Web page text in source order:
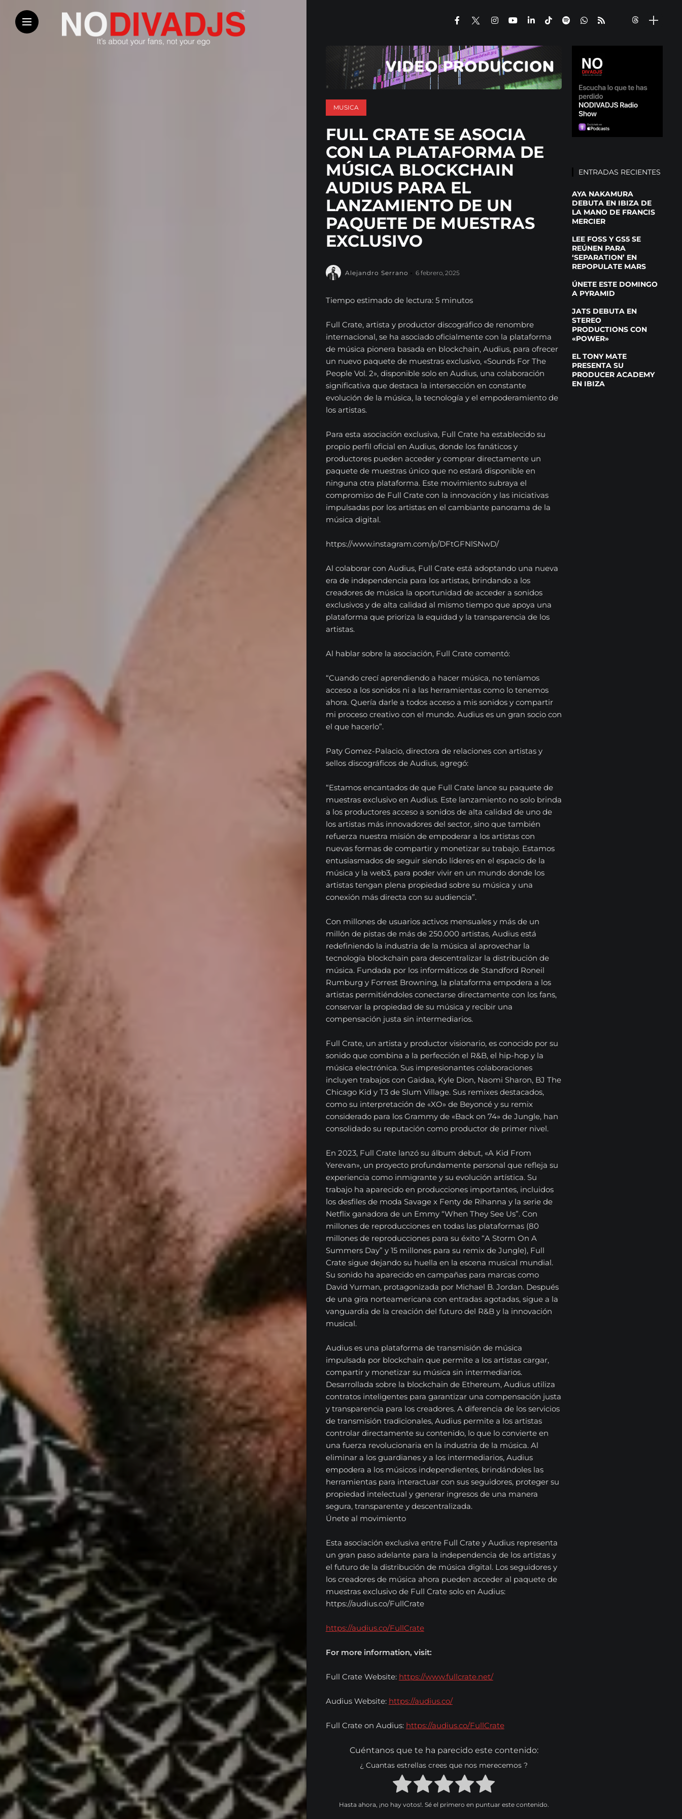
EL
RADIOSHOW
Noticias
Opinión
Entrevistas
Musica
Tecnologia
Series
Contacta
Español
English
Search
MUSICA
FULL CRATE SE ASOCIA
CON LA PLATAFORMA DE
MÚSICA BLOCKCHAIN
AUDIUS PARA EL
LANZAMIENTO DE UN
PAQUETE DE MUESTRAS
EXCLUSIVO
Alejandro Serrano 6 febrero, 2025
Tiempo estimado de lectura: 5 minutos
Full Crate, artista y productor discográfico de renombre
internacional, se ha asociado oficialmente con la plataforma
de música pionera basada en blockchain, Audius, para ofrecer
un nuevo paquete de muestras exclusivo, «Sounds For The
People Vol. 2», disponible solo en Audius, una colaboración
significativa que destaca la intersección en constante
evolución de la música, la tecnología y el empoderamiento de
los artistas.
Para esta asociación exclusiva, Full Crate ha establecido su
propio perfil oficial en Audius, donde los fanáticos y
productores pueden acceder y comprar directamente un
paquete de muestras único que no estará disponible en
ninguna otra plataforma. Este movimiento subraya el
compromiso de Full Crate con la innovación y las iniciativas
impulsadas por los artistas en el cambiante panorama de la
música digital.
https://www.instagram.com/p/DFtGFNlSNwD/
Al colaborar con Audius, Full Crate está adoptando una nueva
era de independencia para los artistas, brindando a los
creadores de música la oportunidad de acceder a sonidos
exclusivos y de alta calidad al mismo tiempo que apoya una
plataforma que prioriza la equidad y la transparencia de los
artistas.
Al hablar sobre la asociación, Full Crate comentó:
“Cuando crecí aprendiendo a hacer música, no teníamos
acceso a los sonidos ni a las herramientas como lo tenemos
ahora. Quería darle a todos acceso a mis sonidos y compartir
mi proceso creativo con el mundo. Audius es un gran socio con
el que hacerlo”.
Paty Gomez-Palacio, directora de relaciones con artistas y
sellos discográficos de Audius, agregó:
“Estamos encantados de que Full Crate lance su paquete de
muestras exclusivo en Audius. Este lanzamiento no solo brinda
a los productores acceso a sonidos de alta calidad de uno de
los artistas más innovadores del sector, sino que también
refuerza nuestra misión de empoderar a los artistas con
nuevas formas de compartir y monetizar su trabajo. Estamos
entusiasmados de seguir siendo líderes en el espacio de la
música y la web3, para poder vivir en un mundo donde los
artistas tengan plena propiedad sobre su música y una
conexión más directa con su audiencia”.
Con millones de usuarios activos mensuales y más de un
millón de pistas de más de 250.000 artistas, Audius está
redefiniendo la industria de la música al aprovechar la
tecnología blockchain para descentralizar la distribución de
música. Fundada por los informáticos de Standford Roneil
Rumburg y Forrest Browning, la plataforma empodera a los
artistas permitiéndoles conectarse directamente con los fans,
conservar la propiedad de su música y recibir una
compensación justa sin intermediarios.
Full Crate, un artista y productor visionario, es conocido por su
sonido que combina a la perfección el R&B, el hip-hop y la
música electrónica. Sus impresionantes colaboraciones
incluyen trabajos con Gaidaa, Kyle Dion, Naomi Sharon, BJ The
Chicago Kid y T3 de Slum Village. Sus remixes destacados,
como su interpretación de «XO» de Beyoncé y su remix
considerado para los Grammy de «Back on 74» de Jungle, han
consolidado su reputación como productor de primer nivel.
En 2023, Full Crate lanzó su álbum debut, «A Kid From
Yerevan», un proyecto profundamente personal que refleja su
experiencia como inmigrante y su evolución artística. Su
trabajo ha aparecido en producciones importantes, incluidos
los desfiles de moda Savage x Fenty de Rihanna y la serie de
Netflix ganadora de un Emmy “When They See Us”. Con
millones de reproducciones en todas las plataformas (80
millones de reproducciones para su éxito “A Storm On A
Summers Day” y 15 millones para su remix de Jungle), Full
Crate sigue dejando su huella en la escena musical mundial.
Su sonido ha aparecido en campañas para marcas como
David Yurman, protagonizada por Michael B. Jordan. Después
de una gira norteamericana con entradas agotadas, sigue a la
vanguardia de la creación del futuro del R&B y la innovación
musical.
Audius es una plataforma de transmisión de música
impulsada por blockchain que permite a los artistas cargar,
compartir y monetizar su música sin intermediarios.
Desarrollada sobre la blockchain de Ethereum, Audius utiliza
contratos inteligentes para garantizar una compensación justa
y transparencia para los creadores. A diferencia de los servicios
de transmisión tradicionales, Audius permite a los artistas
controlar directamente su contenido, lo que lo convierte en
una fuerza revolucionaria en la industria de la música. Al
eliminar a los guardianes y a los intermediarios, Audius
empodera a los músicos independientes, brindándoles las
herramientas para interactuar con sus seguidores, proteger su
propiedad intelectual y generar ingresos de una manera
segura, transparente y descentralizada.
Únete al movimiento
Esta asociación exclusiva entre Full Crate y Audius representa
un gran paso adelante para la independencia de los artistas y
el futuro de la distribución de música digital. Los seguidores y
los creadores de música ahora pueden acceder al paquete de
muestras exclusivo de Full Crate solo en Audius:
https://audius.co/FullCrate
https://audius.co/FullCrate
For more information, visit:
Full Crate Website: https://www.fullcrate.net/
Audius Website: https://audius.co/
Full Crate on Audius: https://audius.co/FullCrate
Cuéntanos que te ha parecido este contenido:
¿ Cuantas estrellas crees que nos merecemos ?
Hasta ahora, ¡no hay votos!. Sé el primero en puntuar este contenido.
ENTRADAS RECIENTES
AYA NAKAMURA
DEBUTA EN IBIZA DE
LA MANO DE FRANCIS
MERCIER
LEE FOSS Y GS5 SE
REÚNEN PARA
‘SEPARATION’ EN
REPOPULATE MARS
ÚNETE ESTE DOMINGO
A PYRAMID
JATS DEBUTA EN
STEREO
PRODUCTIONS CON
«POWER»
EL TONY MATE
PRESENTA SU
PRODUCER ACADEMY
EN IBIZA